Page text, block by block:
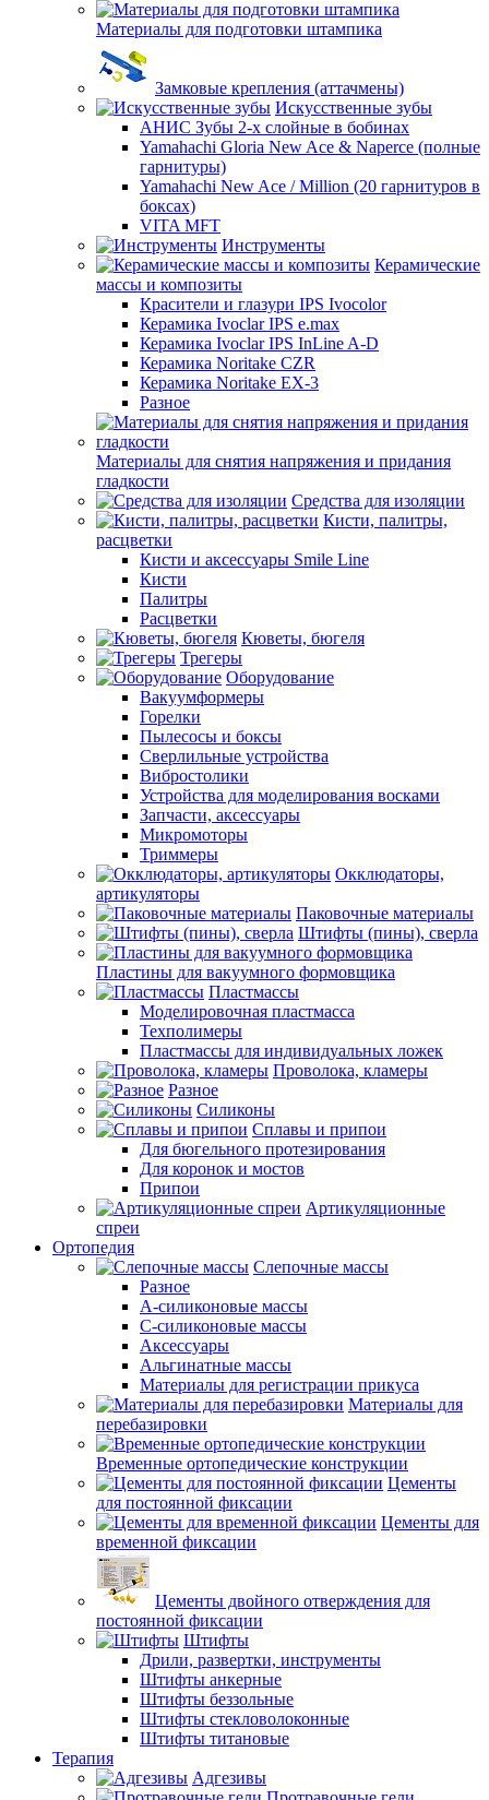
Материалы для подготовки штампика
Замковые крепления (аттачмены)
Искусственные зубы
АНИС Зубы 2-х слойные в бобинах
Yamahachi Gloria New Ace & Naperce (полные
гарнитуры)
Yamahachi New Ace / Million (20 гарнитуров в
боксах)
VITA MFT
Инструменты
Керамические
массы и композиты
Красители и глазури IPS Ivocolor
Керамика Ivoclar IPS e.max
Керамика Ivoclar IPS InLine A-D
Керамика Noritake CZR
Керамика Noritake EX-3
Разное
Материалы для снятия напряжения и придания
гладкости
Средства для изоляции
Кисти, палитры,
расцветки
Кисти и аксессуары Smile Line
Кисти
Палитры
Расцветки
Кюветы, бюгеля
Трегеры
Оборудование
Вакуумформеры
Горелки
Пылесосы и боксы
Сверлильные устройства
Вибростолики
Устройства для моделирования восками
Запчасти, аксессуары
Микромоторы
Триммеры
Окклюдаторы,
артикуляторы
Паковочные материалы
Штифты (пины), сверла
Пластины для вакуумного формовщика
Пластмассы
Моделировочная пластмасса
Техполимеры
Пластмассы для индивидуальных ложек
Проволока, кламеры
Разное
Силиконы
Сплавы и припои
Для бюгельного протезирования
Для коронок и мостов
Припои
Артикуляционные
спреи
Ортопедия
Слепочные массы
Разное
А-силиконовые массы
С-силиконовые массы
Аксессуары
Альгинатные массы
Материалы для регистрации прикуса
Материалы для
перебазировки
Временные ортопедические конструкции
Цементы
для постоянной фиксации
Цементы для
временной фиксации
Цементы двойного отверждения для
постоянной фиксации
Штифты
Дрили, развертки, инструменты
Штифты анкерные
Штифты беззольные
Штифты стекловолоконные
Штифты титановые
Терапия
Адгезивы